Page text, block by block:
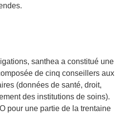
santhea a constitué une
de cinq conseillers aux
(données de santé, droit,
des institutions de soins).
pour une partie de la trentaine